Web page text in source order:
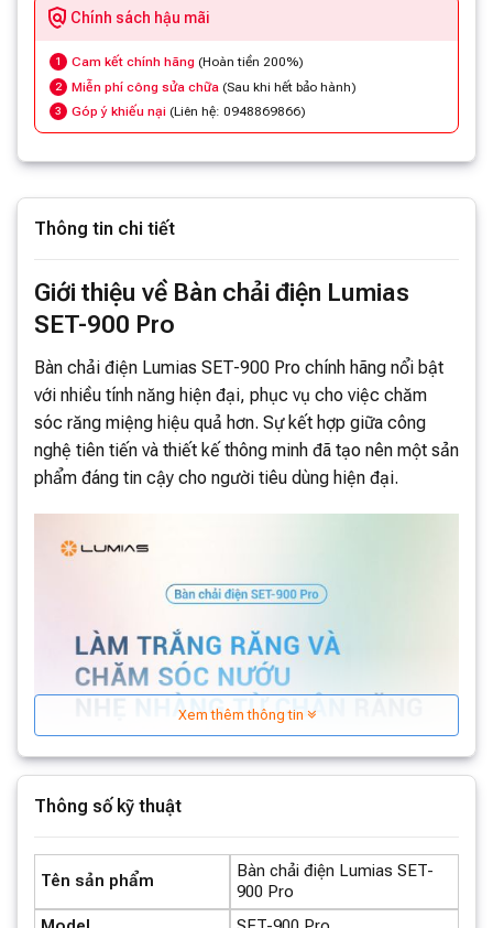
Chính sách hậu mãi
1 Cam kết chính hãng (Hoàn tiền 200%)
2 Miễn phí công sửa chữa (Sau khi hết bảo hành)
3 Góp ý khiếu nại (Liên hệ: 0948869866)
Thông tin chi tiết
Giới thiệu về Bàn chải điện Lumias
SET-900 Pro
Bàn chải điện Lumias SET-900 Pro chính hãng nổi bật
với nhiều tính năng hiện đại, phục vụ cho việc chăm
sóc răng miệng hiệu quả hơn. Sự kết hợp giữa công
nghệ tiên tiến và thiết kế thông minh đã tạo nên một sản
phẩm đáng tin cậy cho người tiêu dùng hiện đại.
Xem thêm thông tin
Thông số kỹ thuật
Tên sản phẩm
Bàn chải điện Lumias SET-
900 Pro